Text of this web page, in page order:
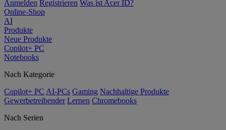
Anmelden Registrieren Was ist Acer ID?
Online-Shop
AI
Produkte
Neue Produkte
Copilot+ PC
Notebooks
Nach Kategorie
Copilot+ PC AI-PCs Gaming Nachhaltige Produkte
Gewerbetreibender Lernen Chromebooks
Nach Serien